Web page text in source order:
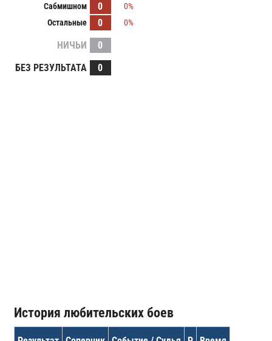
Сабмишном
0
0%
Остальные
0 0%
НИЧЬИ
0
БЕЗ РЕЗУЛЬТАТА
0
История любительских боев